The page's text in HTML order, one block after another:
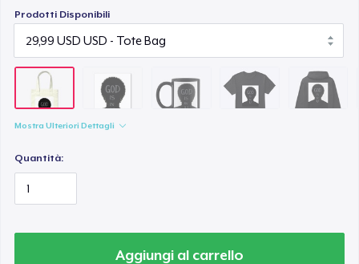
Prodotti Disponibili
Mostra Ulteriori Dettagli
Quantità:
Aggiungi al carrello
Classic Long Sleeve Tee
30,99 USD